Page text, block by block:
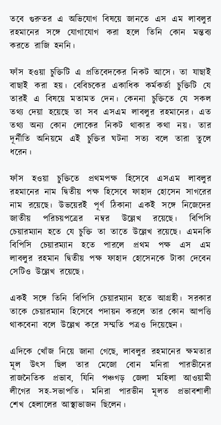
তবে গুরুতর এ অভিযোগ বিষয়ে জানতে এস এম লাবলুর
রহমানের সঙ্গে যোগাযোগ করা হলে তিনি কোন মন্তব্য
করতে রাজি হননি।
ফাঁস হওয়া চুক্তিটি এ প্রতিবেদকের নিকট আসে। তা যাছাই
বাছাই করা হয়। বেবিচকের একাধিক কর্মকর্তা চুক্তিটি যে
তারই এ বিষয়ে মতামত দেন। কেননা চুক্তিতে যে সকল
তথ্য দেয়া হয়েছে তা সব এসএম লাবলুর রহমানের। এত
তথ্য অন্য কোন লোকের নিকট থাকার কথা নয়। তার
দূর্নীতি অনিয়মে এই চুক্তির ঘটনা সত্য বলে তারা তুলে
ধরেন।
ফাঁস হওয়া চুক্তিতে প্রথমপক্ষ হিসেবে এসএম লাবলুর
রহমানের নাম দ্বিতীয় পক্ষ হিসেবে ফাহাদ হোসেন সাগরের
নাম রয়েছে। উভয়েরই পূর্ণ ঠিকানা একই সঙ্গে নিজেদের
জাতীয় পরিচয়পত্রের নম্বর উল্লেখ রয়েছে। বিপিসি
চেয়ারম্যান হতে যে চুক্তি তা তাতে উল্লেখ রয়েছে। এমনকি
বিপিসি চেয়ারম্যান হতে পারলে প্রথম পক্ষ এস এম
লাবলুর রহমান দ্বিতীয় পক্ষ ফাহাদ হোসেনকে টাকা দেবেন
সেটিও উল্লেখ রয়েছে।
একই সঙ্গে তিনি বিপিসি চেয়ারম্যান হতে আগ্রহী। সরকার
তাকে চেয়ারম্যান হিসেবে পদায়ন করলে তার কোন আপত্তি
থাকবেনা বলে উল্লেখ করে সম্মতি পত্রও দিয়েছেন।
এদিকে খোঁজ নিয়ে জানা গেছে, লাবলুর রহমানের ক্ষমতার
মূল উৎস ছিল তার মেজো বোন মনিরা পারভীনের
রাজনৈতিক প্রভাব, যিনি পঞ্চগড় জেলা মহিলা আওয়ামী
লীগের সহ-সভাপতি। মনিরা পারভীন মূলত প্রভাবশালী
শেখ হেলালের আস্থাভাজন ছিলেন।